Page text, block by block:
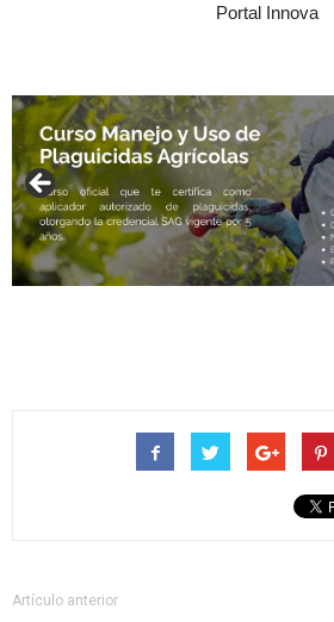
Portal Innova
Artículo anterior